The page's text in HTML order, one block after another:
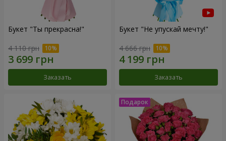
Букет "Ты прекрасна!"
4 110 грн
Заказать
Букет "Не упускай мечту!"
4 666 грн
Заказать